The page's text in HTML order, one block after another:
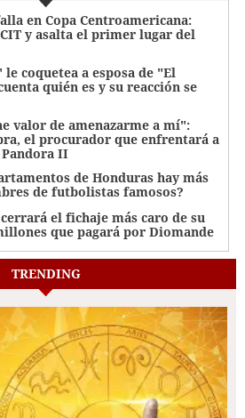
en Copa Centroamericana:
y asalta el primer lugar del
coquetea a esposa de "El
quién es y su reacción se
valor de amenazarme a mí":
el procurador que enfrentará a
Pandora II
de Honduras hay más
de futbolistas famosos?
el fichaje más caro de su
que pagará por Diomande
TRENDING